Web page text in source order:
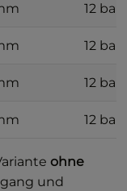
12 bar
12 bar
12 bar
12 bar
ohne
und